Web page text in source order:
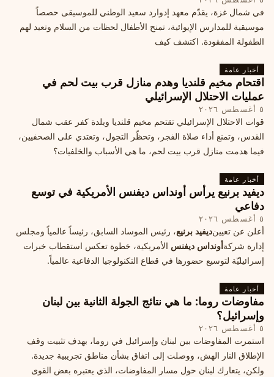
في شمال غزة، يقدّم معهد إدوارد سعيد الوطني للموسيقى حصصاً
موسيقية للمدارس الإيوائية، تمنح الأطفال لحظات من السلام وتعيد لهم
الطفولة المفقودة. اكتشف كيف
أخبار عامة
اقتحام مخيم قلنديا وهدم منازل قرب بيت لحم في
عمليات الاحتلال الإسرائيلي
٥ أغسطس ٢٠٢٦
قوات الاحتلال الإسرائيلي تقتحم مخيم قلنديا وبلدة كفر عقب شمال
القدس، وتمنع أداء صلاة الفجر، وتحظّر التجول، وتعتدي على الصحفيين،
فيما هدمت منازل قرب بيت لحم، ما هي الأسباب والخلفيات؟
أخبار عامة
ديفيد برنيع يرأس أونداس ديفنس الأمريكية في توسع
دفاعي
٥ أغسطس ٢٠٢٦
أعلن عن تعيينديفيد برنيع، رئيس الموساد السابق، رئيساً عالمياً ومجلس
إدارة شركةأونداس ديفنس الأمريكية، خطوة تعكس استقطاب خبرات
إسرائيليّة لتوسيع حضورها في قطاع التكنولوجيا الدفاعية عالمياً.
أخبار عامة
مفاوضات روما: ما هي نتائج الجولة الثانية بين لبنان
وإسرائيل؟
٥ أغسطس ٢٠٢٦
استمرت المفاوضات بين لبنان وإسرائيل في روما، بهدف تثبيت وقف
الإطلاق النار الهش، ووصلت إلى اتفاق بشأن مناطق تجريبية جديدة.
ولكن، يتعارك لبنان حول مسار المفاوضات، الذي يعتبره بعض القوى